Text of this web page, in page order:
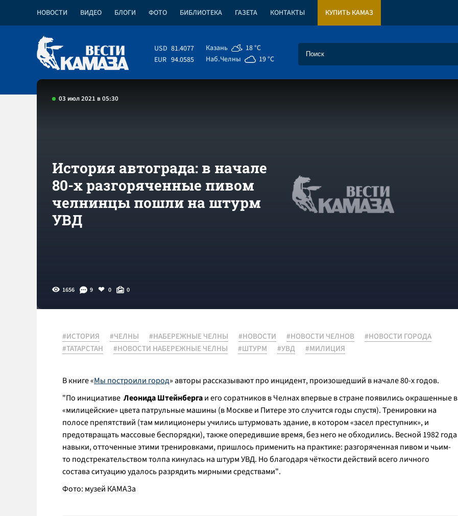
НОВОСТИ ВИДЕО БЛОГИ ФОТО БИБЛИОТЕКА ГАЗЕТА КОНТАКТЫ КУПИТЬ КАМАЗ
USD 81.4077
EUR 94.0585
Казань
18 °C
Наб.Челны
19 °C
03 июл 2021 в 05:30
История автограда: в начале
80-х разгоряченные пивом
челнинцы пошли на штурм
УВД
1656 9 0 0
#ИСТОРИЯ #ЧЕЛНЫ #НАБЕРЕЖНЫЕ ЧЕЛНЫ #НОВОСТИ #НОВОСТИ ЧЕЛНОВ
#НОВОСТИ ГОРОДА
#ТАТАРСТАН
#НОВОСТИ НАБЕРЕЖНЫЕ ЧЕЛНЫ #ШТУРМ #УВД #МИЛИЦИЯ
В книге «Мы построили город» авторы рассказывают про инцидент, произошедший в начале 80-х годов.
"По инициативе Леонида Штейнбергаи его соратников в Челнах впервые в стране появились окрашенные в
«милицейские» цвета патрульные машины (в Москве и Питере это случится годы спустя). Тренировки на
полосе препятствий (там милиционеры учились штурмовать здание, в котором «засел преступник», и
предотвращать массовые беспорядки), также опередившие время, без него не обходились. Весной 1982 года
навыки, отточенные этими тренировками, пришлось применить на практике: разгоряченная пивом и чьим-
то подстрекательством толпа кинулась на штурм УВД. Но благодаря чёткости действий всего личного
состава ситуацию удалось разрядить мирными средствами".
Фото: музей КАМАЗа